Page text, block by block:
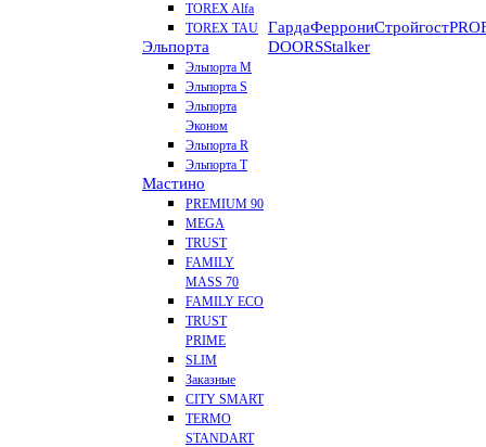
TOREX Alfa
TOREX TAU
Эльпорта
Эльпорта M
Эльпорта S
Эльпорта
Эконом
Эльпорта R
Эльпорта Т
Мастино
PREMIUM 90
MEGA
TRUST
FAMILY
MASS 70
FAMILY ECO
TRUST
PRIME
SLIM
Заказные
CITY SMART
TERMO
STANDART
ГардаФеррониСтройгост
DOORSStalker